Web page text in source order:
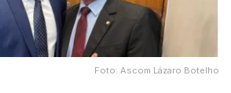
Foto: Ascom Lázaro Botelho